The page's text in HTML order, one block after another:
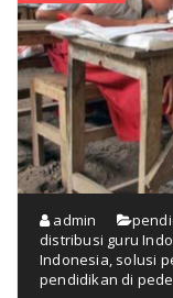
admin
distribusi guru
Indonesia, solusi
pendidikan di